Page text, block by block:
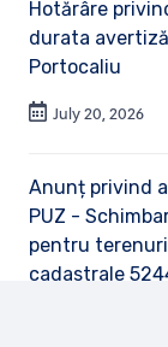
Hotărâre
durata
Portocaliu
July 20, 2026
Anunț privind
PUZ -
pentru
cadastrale